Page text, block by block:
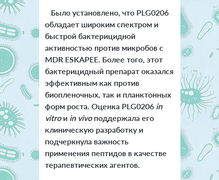
Было установлено, что PLG0206
обладает широким спектром и
быстрой бактерицидной
активностью против микробов с
MDR ESKAPEE. Более того, этот
бактерицидный препарат оказался
эффективным как против
биопленочных, так и планктонных
форм роста. Оценка PLG0206 in
vitro и in vivoподдержала его
клиническую разработку и
подчеркнула важность
применения пептидов в качестве
терапевтических агентов.